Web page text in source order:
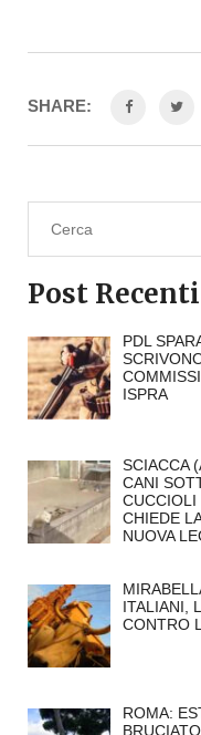
SHARE:
Post Recenti
PDL
ISPRA
SCIACCA
CANI
CUCCIOLI
CHIEDE
NUOVA
ITALIANI,
CONTRO
ROMA: